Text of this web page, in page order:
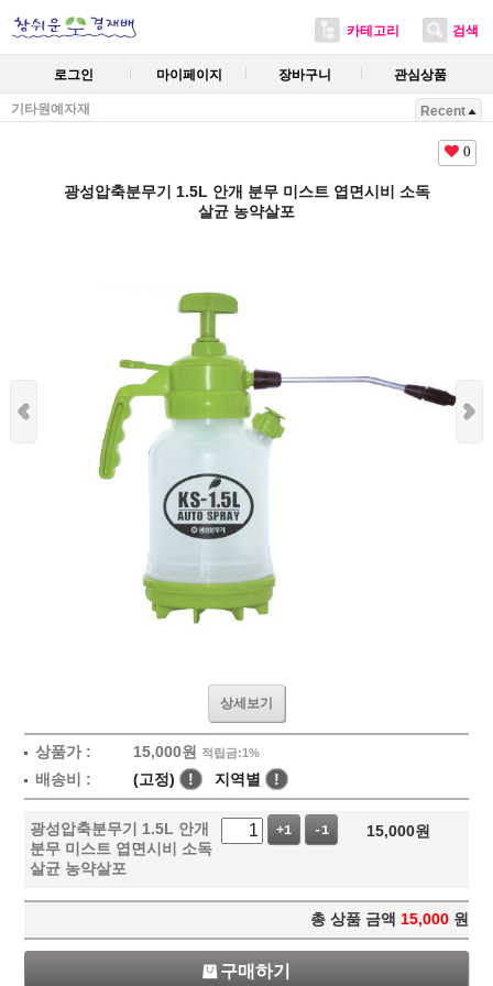
카테고리 검색
로그인 마이페이지 장바구니 관심상품
기타원예자재 Recent
0
광성압축분무기 1.5L 안개 분무 미스트 엽면시비 소독
살균 농약살포
상세보기
상품가 : 15,000원 적립금:1%
배송비 : (고정) ! 지역별 !
광성압축분무기 1.5L 안개
분무 미스트 엽면시비 소독
살균 농약살포
+1 -1 15,000원
총 상품 금액 15,000 원
구매하기